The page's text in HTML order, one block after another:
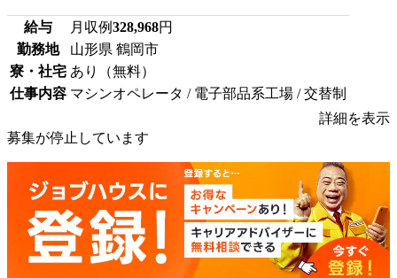
給与 月収例328,968円
勤務地
山形県 鶴岡市
寮・社宅 あり（無料）
仕事内容 マシンオペレータ / 電子部品系工場 / 交替制
詳細を表示
募集が停止しています